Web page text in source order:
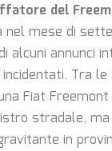
del
nel mese di
alcuni annunci
Tra
Fiat
stradale,
in